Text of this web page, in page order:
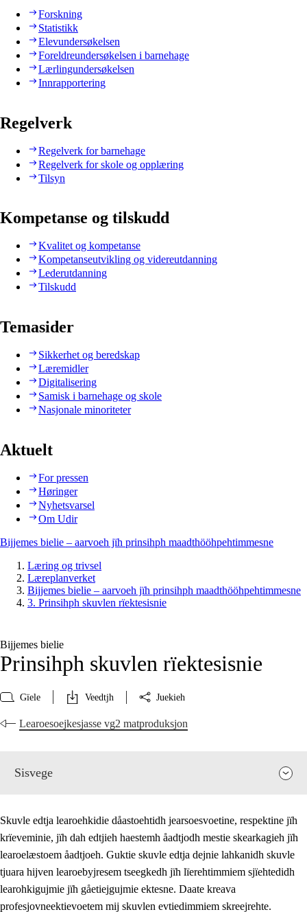
Forskning
Statistikk
Elevundersøkelsen
Foreldreundersøkelsen i barnehage
Lærlingundersøkelsen
Innrapportering
Regelverk
Regelverk for barnehage
Regelverk for skole og opplæring
Tilsyn
Kompetanse og tilskudd
Kvalitet og kompetanse
Kompetanseutvikling og videreutdanning
Lederutdanning
Tilskudd
Temasider
Sikkerhet og beredskap
Læremidler
Digitalisering
Samisk i barnehage og skole
Nasjonale minoriteter
Aktuelt
For pressen
Høringer
Nyhetsvarsel
Om Udir
Bijjemes bielie – aarvoeh jïh prinsihph maadthööhpehtimmesne
Læring og trivsel
Læreplanverket
Bijjemes bielie – aarvoeh jïh prinsihph maadthööhpehtimmesne
3. Prinsihph skuvlen rïektesisnie
Bijjemes bielie
Prinsihph skuvlen rïektesisnie
Gïele Veedtjh Juekieh
Learoesoejkesjasse vg2 matproduksjon
Sisvege
Skuvle edtja learoehkidie dåastoehtidh jearsoesvoetine, respektine jïh
krïeveminie, jïh dah edtjieh haestemh åadtjodh mestie skearkagieh jïh
learoelæstoem åadtjoeh. Guktie skuvle edtja dejnie lahkanidh skuvle
tjuara hijven learoebyjresem tseegkedh jïh lïerehtimmiem sjïehtedidh
learohkigujmie jïh gåetiejgujmie ektesne. Daate kreava
profesjovneektievoetem mij skuvlen evtiedimmiem skreejrehte.